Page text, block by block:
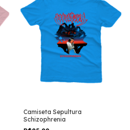
Camiseta Sepultura
Schizophrenia